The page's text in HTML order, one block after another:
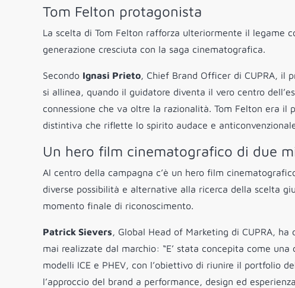
Tom Felton protagonista
La scelta di Tom Felton rafforza ulteriormente il legame
generazione cresciuta con la saga cinematografica.
Secondo Ignasi Prieto, Chief Brand Officer di CUPRA, il
si allinea, quando il guidatore diventa il vero centro
connessione che va oltre la razionalità. Tom Felton era
distintiva che riflette lo spirito audace e
Un hero film cinematografico di due
Al centro della campagna c’è un hero film
diverse possibilità e alternative alla ricerca della scelta
momento finale di riconoscimento.
Patrick Sievers, Global Head of Marketing di CUPRA,
mai realizzate dal marchio: “E’ stata concepita come
modelli ICE e PHEV, con l’obiettivo di riunire il portfolio
l’approccio del brand a performance, design ed